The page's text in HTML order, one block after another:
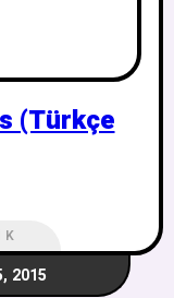
(Türkçe
2015